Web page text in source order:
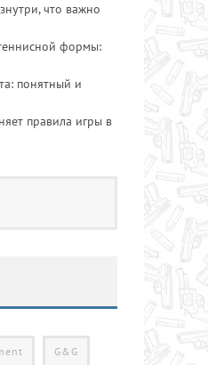
что важно
формы:
понятный и
правила игры в
G&G